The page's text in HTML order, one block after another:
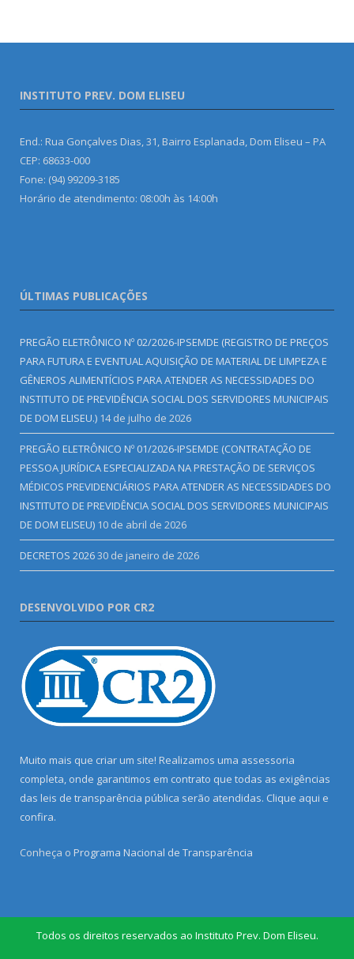
INSTITUTO PREV. DOM ELISEU
End.: Rua Gonçalves Dias, 31, Bairro Esplanada, Dom Eliseu – PA
CEP: 68633-000
Fone: (94) 99209-3185
Horário de atendimento: 08:00h às 14:00h
ÚLTIMAS PUBLICAÇÕES
PREGÃO ELETRÔNICO Nº 02/2026-IPSEMDE (REGISTRO DE PREÇOS
PARA FUTURA E EVENTUAL AQUISIÇÃO DE MATERIAL DE LIMPEZA E
GÊNEROS ALIMENTÍCIOS PARA ATENDER AS NECESSIDADES DO
INSTITUTO DE PREVIDÊNCIA SOCIAL DOS SERVIDORES MUNICIPAIS
DE DOM ELISEU.) 14 de julho de 2026
PREGÃO ELETRÔNICO Nº 01/2026-IPSEMDE (CONTRATAÇÃO DE
PESSOA JURÍDICA ESPECIALIZADA NA PRESTAÇÃO DE SERVIÇOS
MÉDICOS PREVIDENCIÁRIOS PARA ATENDER AS NECESSIDADES DO
INSTITUTO DE PREVIDÊNCIA SOCIAL DOS SERVIDORES MUNICIPAIS
DE DOM ELISEU) 10 de abril de 2026
DECRETOS 202630 de janeiro de 2026
DESENVOLVIDO POR CR2
Muito mais que criar um site! Realizamos uma assessoria
completa, onde garantimos em contrato que todas as exigências
das leis de transparência pública serão atendidas. Clique aqui e
confira.
Conheça o Programa Nacional de Transparência
Todos os direitos reservados ao Instituto Prev. Dom Eliseu.